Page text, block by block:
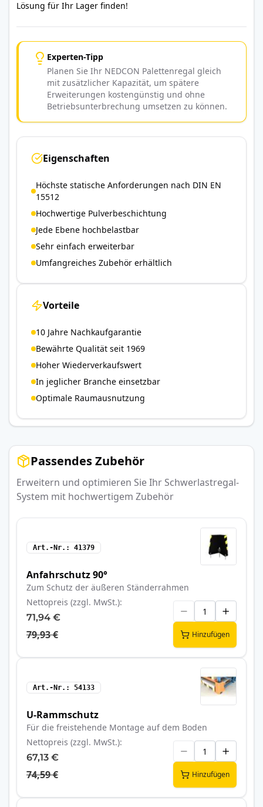
Lösung für Ihr Lager finden!
Experten-Tipp
Planen Sie Ihr NEDCON Palettenregal gleich
mit zusätzlicher Kapazität, um spätere
Erweiterungen kostengünstig und ohne
Betriebsunterbrechung umsetzen zu können.
Eigenschaften
Höchste statische Anforderungen nach DIN EN
15512
Hochwertige Pulverbeschichtung
Jede Ebene hochbelastbar
Sehr einfach erweiterbar
Umfangreiches Zubehör erhältlich
Vorteile
10 Jahre Nachkaufgarantie
Bewährte Qualität seit 1969
Hoher Wiederverkaufswert
In jeglicher Branche einsetzbar
Optimale Raumausnutzung
Passendes Zubehör
Erweitern und optimieren Sie Ihr Schwerlastregal-
System mit hochwertigem Zubehör
Art.-Nr. 41379
Anfahrschutz 90°
Zum Schutz der äußeren Ständerrahmen
Nettopreis (zzgl. MwSt.)
71,94 €
79,93 € Hinzufügen
Art.-Nr. 54133
U-Rammschutz
Für die freistehende Montage auf dem Boden
Nettopreis (zzgl. MwSt.)
67,13 €
74,59 € Hinzufügen